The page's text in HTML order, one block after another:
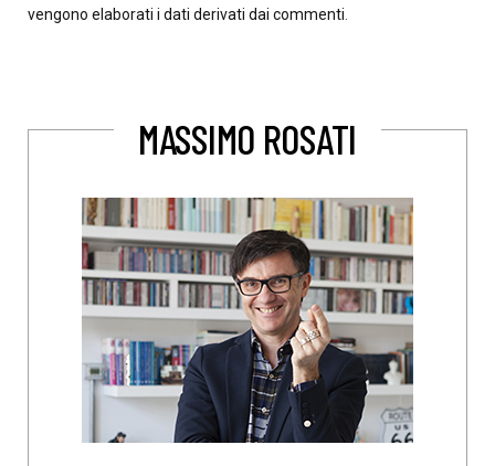
vengono elaborati i dati derivati dai commenti.
MASSIMO ROSATI